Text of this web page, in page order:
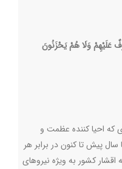
عَلَیْهِمْ وَلَا هُمْ یَحْزَنُونَ
که احیا کننده عظمت و
سال پیش تا کنون در برابر هر
کشور به ویژه نیروهای